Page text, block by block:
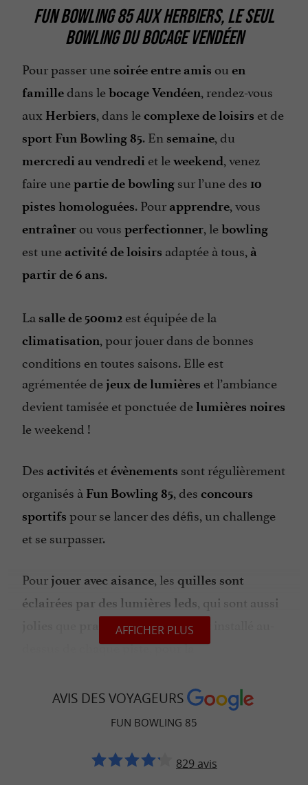
FUN BOWLING 85 AUX HERBIERS, LE SEUL
BOWLING DU BOCAGE VENDÉEN
Pour passer une soirée entre amis ou en
familledans lebocage Vendéen, rendez-vous
aux Herbiers, dans lecomplexe de loisirs et de
sport Fun Bowling 85. En semaine, du
mercredi au vendredi et leweekend, venez
faire unepartie de bowling sur l’une des 10
pistes homologuées. Pour apprendre, vous
entraîner ou vous perfectionner, lebowling
est une activité de loisirs adaptée à tous, à
partir de 6 ans.
La salle de 500m2 est équipée de la
climatisation, pour jouer dans de bonnes
conditions en toutes saisons. Elle est
agrémentée dejeux de lumières et l’ambiance
devient tamisée et ponctuée delumières noires
le weekend !
Des activités etévènements sont régulièrement
organisés à Fun Bowling 85, des concours
sportifs pour se lancer des défis, un challenge
et se surpasser.
Pourjouer avec aisance, les quilles sont
éclairées par des lumières leds , qui sont aussi
pratiques. Unécranest installé au-
dessus de chaque piste, pour la
moins de 10 ans, le bowling propose des
moins de 6
AFFICHER PLUS
AVIS DES VOYAGEURS
FUN BOWLING 85
829 avis